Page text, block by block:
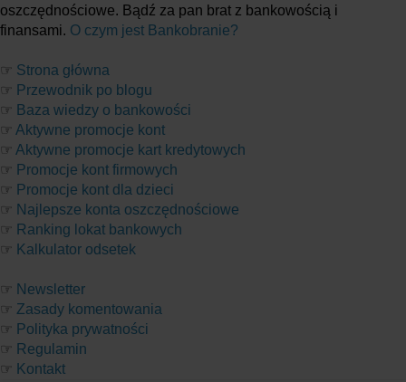
oszczędnościowe. Bądź za pan brat z bankowością i
finansami. O czym jest Bankobranie?
☞ Strona główna
☞ Przewodnik po blogu
☞ Baza wiedzy o bankowości
☞ Aktywne promocje kont
☞ Aktywne promocje kart kredytowych
☞ Promocje kont firmowych
☞ Promocje kont dla dzieci
☞ Najlepsze konta oszczędnościowe
☞ Ranking lokat bankowych
☞ Kalkulator odsetek
☞ Newsletter
☞ Zasady komentowania
☞ Polityka prywatności
☞ Regulamin
☞ Kontakt